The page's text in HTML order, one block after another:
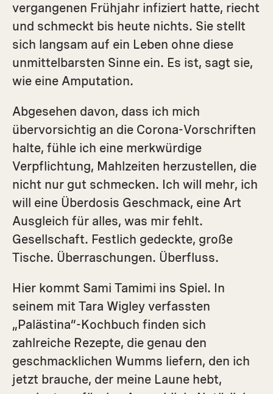
vergangenen Frühjahr infiziert hatte, riecht
und schmeckt bis heute nichts. Sie stellt
sich langsam auf ein Leben ohne diese
unmittelbarsten Sinne ein. Es ist, sagt sie,
wie eine Amputation.
Abgesehen davon, dass ich mich
übervorsichtig an die Corona-Vorschriften
halte, fühle ich eine merkwürdige
Verpflichtung, Mahlzeiten herzustellen, die
nicht nur gut schmecken. Ich will mehr, ich
will eine Überdosis Geschmack, eine Art
Ausgleich für alles, was mir fehlt.
Gesellschaft. Festlich gedeckte, große
Tische. Überraschungen. Überfluss.
Hier kommt Sami Tamimi ins Spiel. In
seinem mit Tara Wigley verfassten
„Palästina“-Kochbuch finden sich
zahlreiche Rezepte, die genau den
geschmacklichen Wumms liefern, den ich
jetzt brauche, der meine Laune hebt,